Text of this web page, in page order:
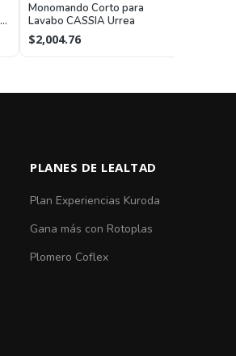
Monomando Corto para
Lavabo CASSIA Urrea
$2,004.76
PLANES DE LEALTAD
Plan Experiencias Kuroda
Gana más con Rotoplas
Plomero Coflex